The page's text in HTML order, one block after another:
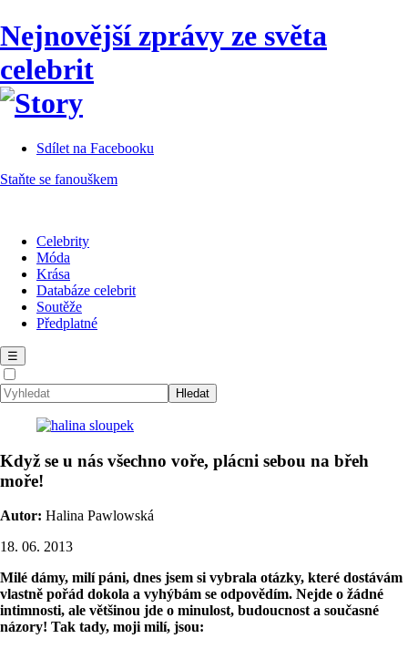
Nejnovější zprávy ze světa
celebrit
Sdílet na Facebooku
Staňte se fanouškem
Celebrity
Móda
Krása
Databáze celebrit
Soutěže
Předplatné
☰
Když se u nás všechno voře, plácni sebou na břeh
moře!
Autor: Halina Pawlowská
18. 06. 2013
Milé dámy, milí páni, dnes jsem si vybrala otázky, které dostávám
vlastně pořád dokola a vyhýbám se odpovědím. Nejde o žádné
intimnosti, ale většinou jde o minulost, budoucnost a současné
názory! Tak tady, moji milí, jsou: